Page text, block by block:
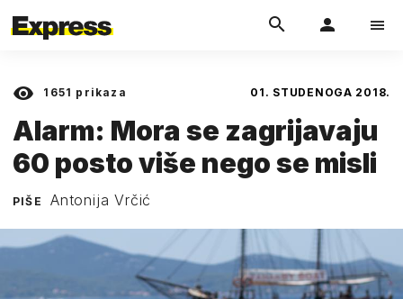
1651 prikaza 01. STUDENOGA 2018.
Alarm: Mora se zagrijavaju
60 posto više nego se misli
PIŠE Antonija Vrčić